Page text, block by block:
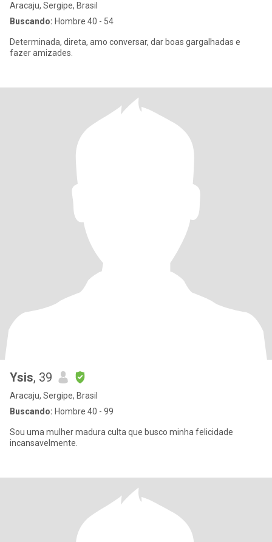
Aracaju, Sergipe, Brasil
Buscando: Hombre 40 - 54
Determinada, direta, amo conversar, dar boas gargalhadas e
fazer amizades.
Ysis, 39
Aracaju, Sergipe, Brasil
Buscando: Hombre 40 - 99
Sou uma mulher madura culta que busco minha felicidade
incansavelmente.